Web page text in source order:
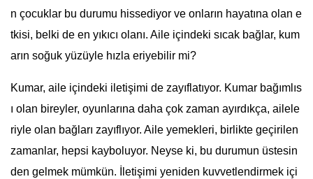
n çocuklar bu durumu hissediyor ve onların hayatına olan e
tkisi, belki de en yıkıcı olanı. Aile içindeki sıcak bağlar, kum
arın soğuk yüzüyle hızla eriyebilir mi?
Kumar, aile içindeki iletişimi de zayıflatıyor. Kumar bağımlıs
ı olan bireyler, oyunlarına daha çok zaman ayırdıkça, ailele
riyle olan bağları zayıflıyor. Aile yemekleri, birlikte geçirilen
zamanlar, hepsi kayboluyor. Neyse ki, bu durumun üstesin
den gelmek mümkün. İletişimi yeniden kuvvetlendirmek içi